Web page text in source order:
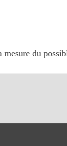
mesure du